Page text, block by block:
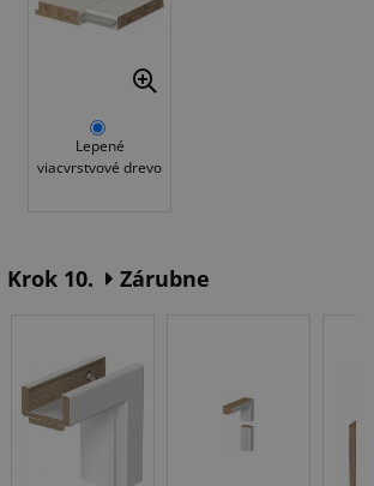
Lepené
viacvrstvové drevo
Krok 10. Zárubne